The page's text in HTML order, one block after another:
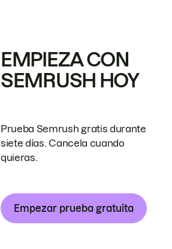
EMPIEZA CON
SEMRUSH HOY
Prueba Semrush gratis durante
siete días. Cancela cuando
quieras.
Empezar prueba gratuita